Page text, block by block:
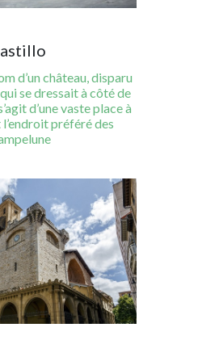
d’un château, disparu
se dressait à côté de
d’une vaste place à
préféré des